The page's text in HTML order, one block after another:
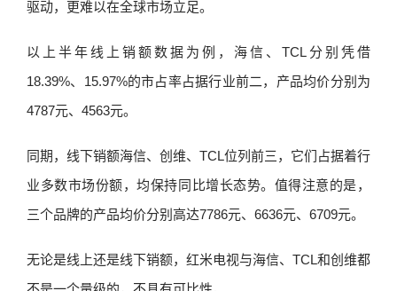
驱动，更难以在全球市场立足。
以上半年线上销额数据为例，海信、TCL分别凭借
18.39%、15.97%的市占率占据行业前二，产品均价分别为
4787元、4563元。
同期，线下销额海信、创维、TCL位列前三，它们占据着行
业多数市场份额，均保持同比增长态势。值得注意的是，
三个品牌的产品均价分别高达7786元、6636元、6709元。
无论是线上还是线下销额，红米电视与海信、TCL和创维都